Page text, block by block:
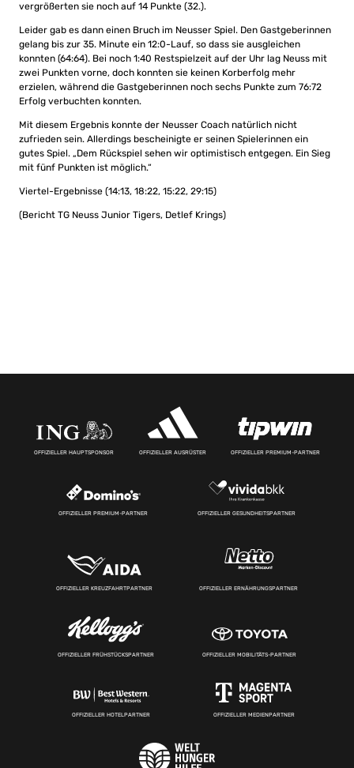
vergrößerten sie noch auf 14 Punkte (32.).
Leider gab es dann einen Bruch im Neusser Spiel. Den Gastgeberinnen
gelang bis zur 35. Minute ein 12:0-Lauf, so dass sie ausgleichen
konnten (64:64). Bei noch 1:40 Restspielzeit auf der Uhr lag Neuss mit
zwei Punkten vorne, doch konnten sie keinen Korberfolg mehr
erzielen, während die Gastgeberinnen noch sechs Punkte zum 76:72
Erfolg verbuchten konnten.
Mit diesem Ergebnis konnte der Neusser Coach natürlich nicht
zufrieden sein. Allerdings bescheinigte er seinen Spielerinnen ein
gutes Spiel. „Dem Rückspiel sehen wir optimistisch entgegen. Ein Sieg
mit fünf Punkten ist möglich.“
Viertel-Ergebnisse (14:13, 18:22, 15:22, 29:15)
(Bericht TG Neuss Junior Tigers, Detlef Krings)
OFFIZIELLER HAUPTSPONSOR OFFIZIELLER AUSRÜSTER OFFIZIELLER PREMIUM-PARTNER
OFFIZIELLER PREMIUM-PARTNER OFFIZIELLER GESUNDHEITSPARTNER
OFFIZIELLER KREUZFAHRTPARTNER OFFIZIELLER ERNÄHRUNGSPARTNER
OFFIZIELLER FRÜHSTÜCKSPARTNER OFFIZIELLER MOBILITÄTS-PARTNER
OFFIZIELLER HOTELPARTNER OFFIZIELLER MEDIENPARTNER